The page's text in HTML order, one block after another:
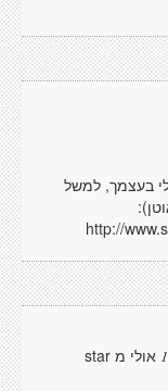
בעצמך, למשל
http://
אולי מ star